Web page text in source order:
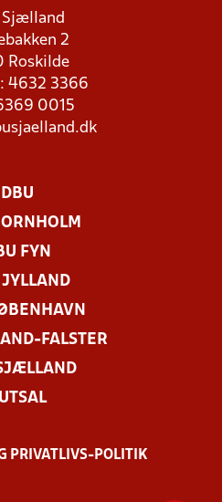
Sjælland
2
Roskilde
4632 3366
0015
DBU
FYN
JYLLAND
FALSTER
PRIVATLIVS-POLITIK